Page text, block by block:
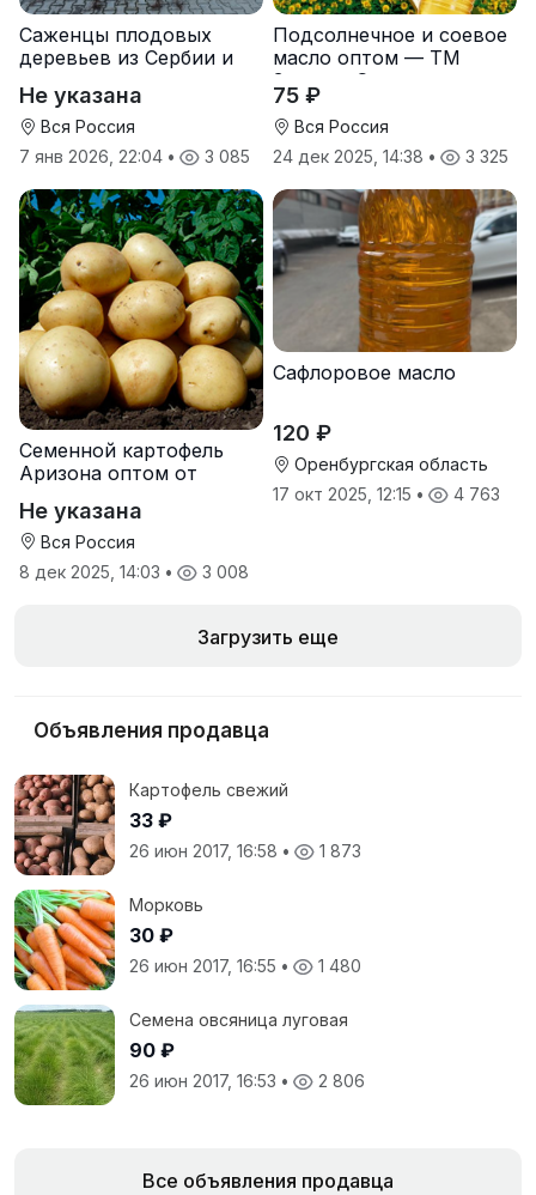
Саженцы плодовых
деревьев из Сербии и
Не указана
Вся Россия
7 янв 2026, 22:04 • 3 085
Подсолнечное и соевое
масло оптом — ТМ
Золотая Семечка
75 ₽
Вся Россия
24 дек 2025, 14:38 • 3 325
Семенной картофель
Аризона оптом от
Не указана
Вся Россия
8 дек 2025, 14:03 • 3 008
Сафлоровое масло
120 ₽
Оренбургская область
17 окт 2025, 12:15 • 4 763
Загрузить еще
Объявления продавца
Картофель свежий
33 ₽
26 июн 2017, 16:58 • 1 873
Морковь
30 ₽
26 июн 2017, 16:55 • 1 480
Семена овсяница луговая
90 ₽
26 июн 2017, 16:53 • 2 806
Все объявления продавца